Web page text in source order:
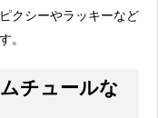
クシーやラッキーなど
。
チュールな